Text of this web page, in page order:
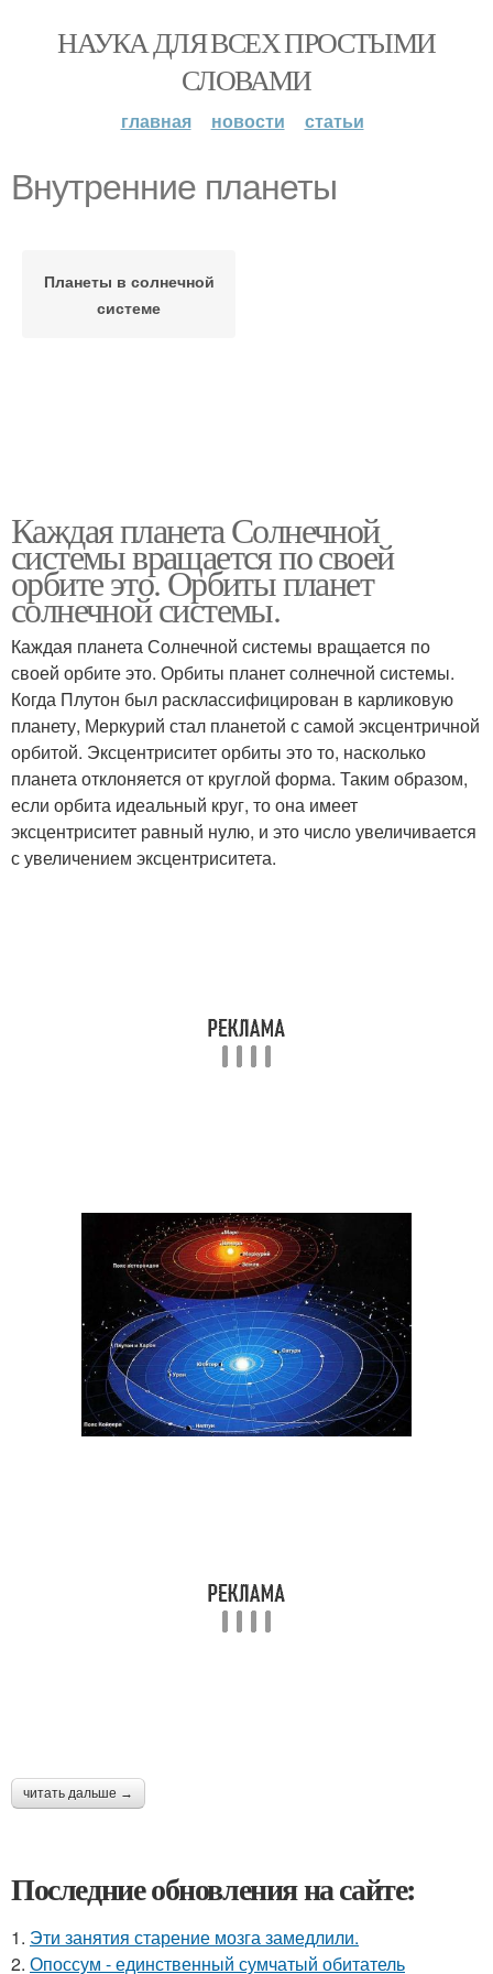
НАУКА ДЛЯ ВСЕХ ПРОСТЫМИ
СЛОВАМИ
главная новости статьи
Внутренние планеты
Планеты в солнечной
системе
Каждая планета Солнечной
системы вращается по своей
орбите это. Орбиты планет
солнечной системы.
Каждая планета Солнечной системы вращается по
своей орбите это. Орбиты планет солнечной системы.
Когда Плутон был расклассифицирован в карликовую
планету, Меркурий стал планетой с самой эксцентричной
орбитой. Эксцентриситет орбиты это то, насколько
планета отклоняется от круглой форма. Таким образом,
если орбита идеальный круг, то она имеет
эксцентриситет равный нулю, и это число увеличивается
с увеличением эксцентриситета.
читать дальше →
Последние обновления на сайте:
1. Эти занятия старение мозга замедлили.
2. Опоссум - единственный сумчатый обитатель